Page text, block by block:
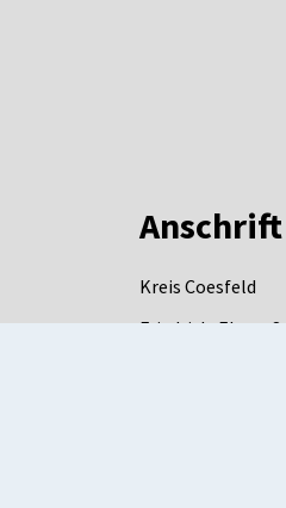
Anschrift
Kreis Coesfeld
Friedrich-Ebert-